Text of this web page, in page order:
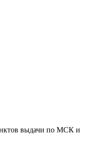
выдачи по МСК и